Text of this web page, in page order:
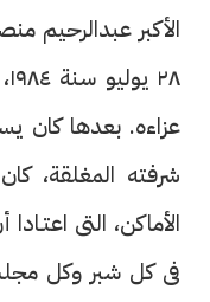
الأكبر عبدالرحيم
عزاءه. بعدها كان
شرفته المغلقة،
الأماكن، التى
فى كل شبر وكل